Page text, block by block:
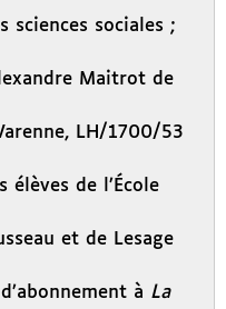
sciences sociales ;
Maitrot de
LH/1700/53
de l’École
et de Lesage
à La